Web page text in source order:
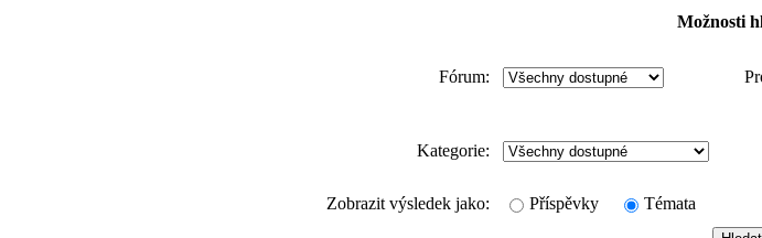
Možnosti
Fórum:
Kategorie:
Zobrazit výsledek jako:
Příspěvky Témata